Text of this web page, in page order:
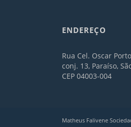
ENDEREÇO
Rua Cel. Oscar
conj. 13, Paraíso,
CEP 04003-004
Matheus Falivene